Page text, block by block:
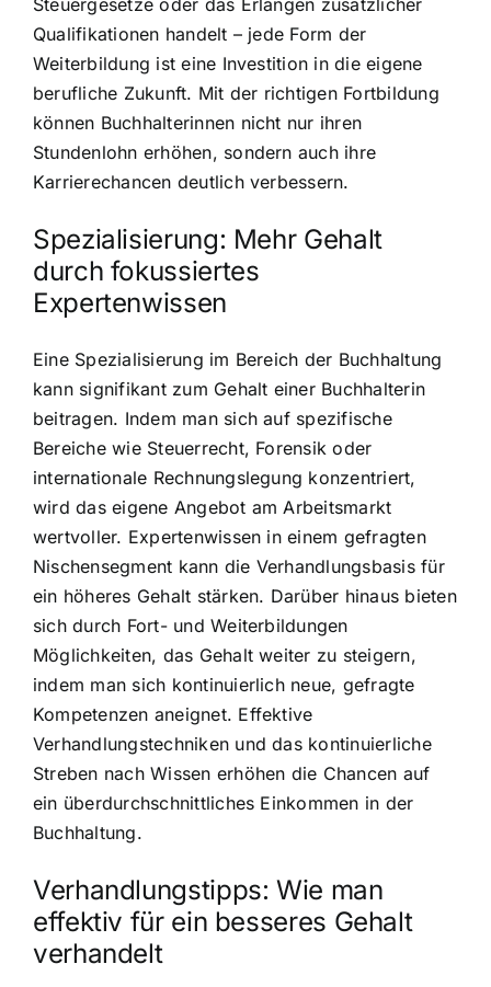
Qualifikationen handelt – jede Form der
Weiterbildung ist eine Investition in die eigene
berufliche Zukunft. Mit der richtigen Fortbildung
können Buchhalterinnen nicht nur ihren
Stundenlohn erhöhen, sondern auch ihre
Karrierechancen deutlich verbessern.
Spezialisierung: Mehr Gehalt
durch fokussiertes
Expertenwissen
Eine Spezialisierung im Bereich der Buchhaltung
kann signifikant zum Gehalt einer Buchhalterin
beitragen. Indem man sich auf spezifische
Bereiche wie Steuerrecht, Forensik oder
internationale Rechnungslegung konzentriert,
wird das eigene Angebot am Arbeitsmarkt
wertvoller. Expertenwissen in einem gefragten
Nischensegment kann die Verhandlungsbasis für
ein höheres Gehalt stärken. Darüber hinaus bieten
sich durch Fort- und Weiterbildungen
Möglichkeiten, das Gehalt weiter zu steigern,
indem man sich kontinuierlich neue, gefragte
Kompetenzen aneignet. Effektive
Verhandlungstechniken und das kontinuierliche
Streben nach Wissen erhöhen die Chancen auf
ein überdurchschnittliches Einkommen in der
Buchhaltung.
Verhandlungstipps: Wie man
effektiv für ein besseres Gehalt
verhandelt